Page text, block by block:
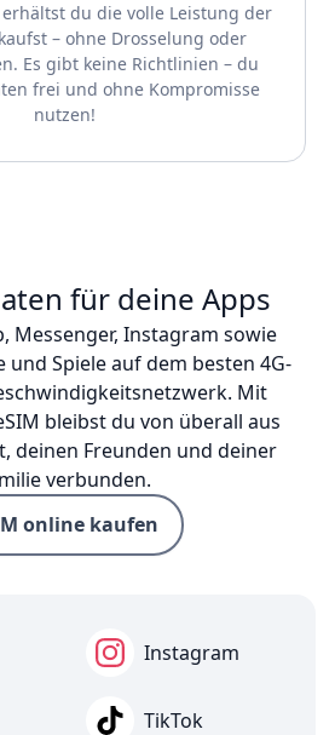
du die volle Leistung der
– ohne Drosselung oder
Es gibt keine Richtlinien – du
frei und ohne Kompromisse
nutzen!
für deine Apps
Messenger, Instagram sowie
und Spiele auf dem besten 4G-
Mit
bleibst du von überall aus
deinen Freunden und deiner
verbunden.
online kaufen
Instagram
TikTok